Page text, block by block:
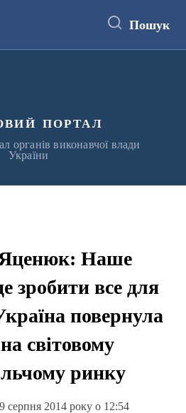
Пошук
портал
органів виконавчої влади
України
Яценюк: Наше
зробити все для
повернула
світовому
ринку
серпня 2014 року о 12:54